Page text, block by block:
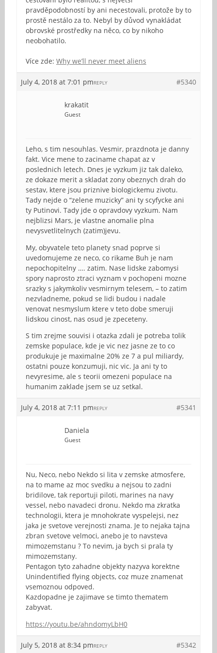
pravděpodobností by ani necestovali, protože by to
prostě nestálo za to. Nebyl by důvod vynakládat
obrovské prostředky na něco, co by nikoho
neobohatilo.
Více zde: Why we’ll never meet aliens
July 4, 2018 at 7:01 pm #5340
REPLY
krakatit
Guest
Leho, s tim nesouhlas. Vesmir, prazdnota je danny
fakt. Vice mene to zaciname chapat az v
poslednich letech. Dnes je vyzkum jiz tak daleko,
ze dokaze merit a skladat zony obeznych drah do
sestav, ktere jsou priznive biologickemu zivotu.
Tady nejde o “zelene muzicky” ani ty scyfycke ani
ty Putinovi. Tady jde o opravdovy vyzkum. Nam
nejblizsi Mars, je vlastne anomalie plna
nevysvetlitelnych (zatim)jevu.
My, obyvatele teto planety snad poprve si
uvedomujeme ze neco, co rikame Buh je nam
nepochopitelny …. zatim. Nase lidske zabomysi
spory naprosto ztraci vyznam v pochopeni mozne
srazky s jakymkoliv vesmirnym telesem, – to zatim
nezvladneme, pokud se lidi budou i nadale
venovat nesmyslum ktere v teto dobe smeruji
lidskou cinost, nas osud je zpeceteny.
S tim zrejme souvisi i otazka zdali je potreba tolik
zemske populace, kde je vic nez jasne ze to co
produkuje je maximalne 20% ze 7 a pul miliardy,
ostatni pouze konzumuji, nic vic. Ja ani ty to
nevyresime, ale s teorii omezeni populace na
humanim zaklade jsem se uz setkal.
July 4, 2018 at 7:11 pm #5341
REPLY
Daniela
Guest
Nu, Neco, nebo Nekdo si lita v zemske atmosfere,
na to mame az moc svedku a nejsou to zadni
bridilove, tak reportuji piloti, marines na navy
vessel, nebo navadeci dronu. Nekdo ma zkratka
technologii, ktera je mnohokrate vyspelejsi, nez
jaka je svetove verejnosti znama. Je to nejaka tajna
zbran svetove velmoci, anebo je to navsteva
mimozemstanu ? To nevim, ja bych si prala ty
mimozemstany.
Pentagon tyto zahadne objekty nazyva korektne
Unindentified flying objects, coz muze znamenat
vsemoznou odpoved.
Kazdopadne je zajimave se timto thematem
zabyvat.
https://youtu.be/ahndomyLbH0
July 5, 2018 at 8:34 pm #5342
REPLY